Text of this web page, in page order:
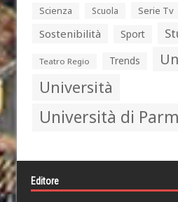
Scienza
Scuola Serie Tv
Sostenibilità Sport
Teatro Regio Trends
Università
Università di
Editore